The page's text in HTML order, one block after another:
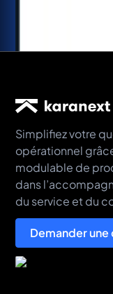
Simplifiez votre
opérationnel
modulable de
dans
du service et du
Demander une